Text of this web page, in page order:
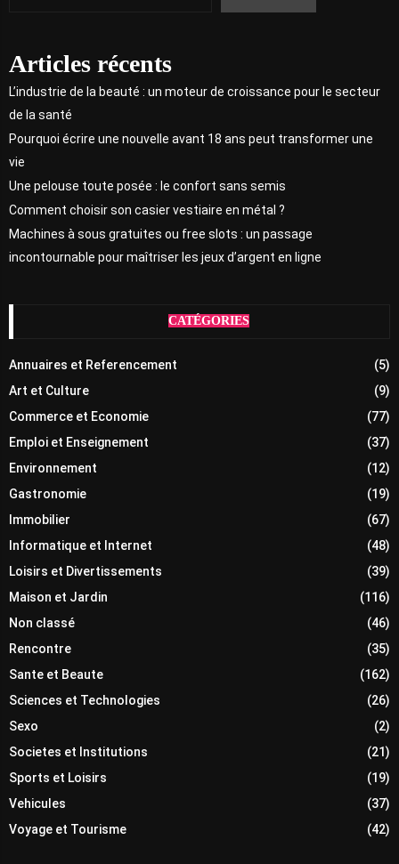
Articles récents
L’industrie de la beauté : un moteur de croissance pour le secteur
de la santé
Pourquoi écrire une nouvelle avant 18 ans peut transformer une
vie
Une pelouse toute posée : le confort sans semis
Comment choisir son casier vestiaire en métal ?
Machines à sous gratuites ou free slots : un passage
incontournable pour maîtriser les jeux d’argent en ligne
CATÉGORIES
Annuaires et Referencement
(5)
Art et Culture
(9)
Commerce et Economie
(77)
Emploi et Enseignement
(37)
Environnement
(12)
Gastronomie
(19)
Immobilier
(67)
Informatique et Internet
(48)
Loisirs et Divertissements
(39)
Maison et Jardin
(116)
Non classé
(46)
Rencontre
(35)
Sante et Beaute
(162)
Sciences et Technologies
(26)
Sexo
(2)
Societes et Institutions
(21)
Sports et Loisirs
(19)
Vehicules
(37)
Voyage et Tourisme
(42)